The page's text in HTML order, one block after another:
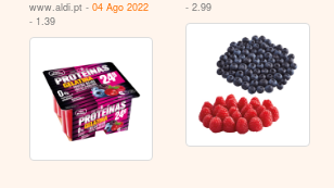
www.aldi.pt - 04 Ago 2022
- 1.39
- 2.99